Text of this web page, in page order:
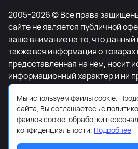
2005-2026 © Все права
сайте не является публичной
ваше внимание на то, что данный
также вся информация о товарах
предоставленная на нём, носит
информационный характер и ни
является публичной офертой,
положениями Статьи 437
Российской Федерации. Для
информации о наличии и
товаров и (или) услуг,
Мы используем файлы cookie.
сайта, Вы соглашаетесь с
файлов cookie, обработки
конфиденциальности. Подробнее